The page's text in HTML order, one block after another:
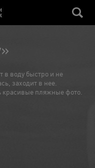
в воду быстро и не
заходит в нее.
красивые пляжные фото.